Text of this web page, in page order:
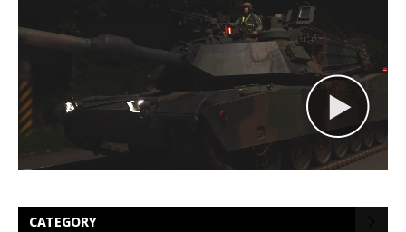
CATEGORY